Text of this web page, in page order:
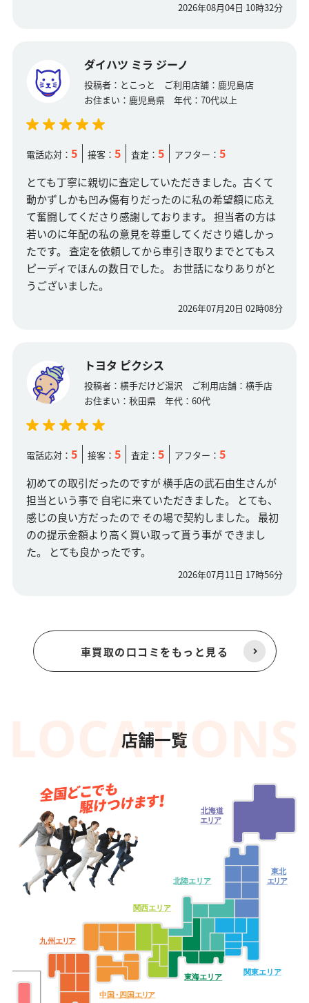
2026年08月04日 10時32分
ダイハツ ミラ ジーノ
投稿者： とこっと ご利用店舗： 鹿児島店
お住まい： 鹿児島県 年代： 70代以上
電話応対： 5 接客： 5 査定： 5 アフター： 5
とても丁寧に親切に査定していただきました。古くて
動かずしかも凹み傷有りだったのに私の希望額に応え
て奮闘してくださり感謝しております。 担当者の方は
若いのに年配の私の意見を尊重してくださり嬉しかっ
たです。 査定を依頼してから車引き取りまでとてもス
ピーディでほんの数日でした。 お世話になりありがと
うございました。
2026年07月20日 02時08分
トヨタ ピクシス
投稿者： 横手だけど湯沢 ご利用店舗： 横手店
お住まい： 秋田県 年代： 60代
電話応対： 5 接客： 5 査定： 5 アフター： 5
初めての取引だったのですが 横手店の武石由生さんが
担当という事で 自宅に来ていただきました。 とても、
感じの良い方だったので その場で契約しました。 最初
のの提示金額より高く買い取って貰う事が できまし
た。 とても良かったです。
2026年07月11日 17時56分
車買取の口コミをもっと見る
店舗一覧
東北
エリア
関東エリア
東海エリア
北陸エリア
関西エリア
中 国・四国 エリア
九州 エリア
北海道
エリア